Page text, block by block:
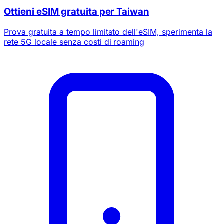
Ottieni eSIM gratuita per Taiwan
Prova gratuita a tempo limitato dell'eSIM, sperimenta la
rete 5G locale senza costi di roaming
20% di sconto per nuovi utenti
Richiesto oggi
Annulla Richiedi ora